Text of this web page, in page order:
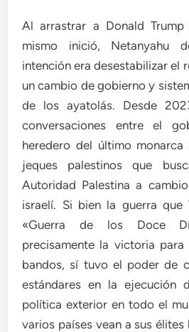
Al arrastrar a Donald
mismo inició, Netanyahu
intención era desestabilizar el
un cambio de gobierno y
de los ayatolás. Desde
conversaciones entre el
heredero del último
jeques palestinos que
Autoridad Palestina a
israelí. Si bien la guerra que
«Guerra de los Doce
precisamente la victoria
bandos, sí tuvo el poder de
estándares en la ejecución
política exterior en todo el
varios países vean a sus